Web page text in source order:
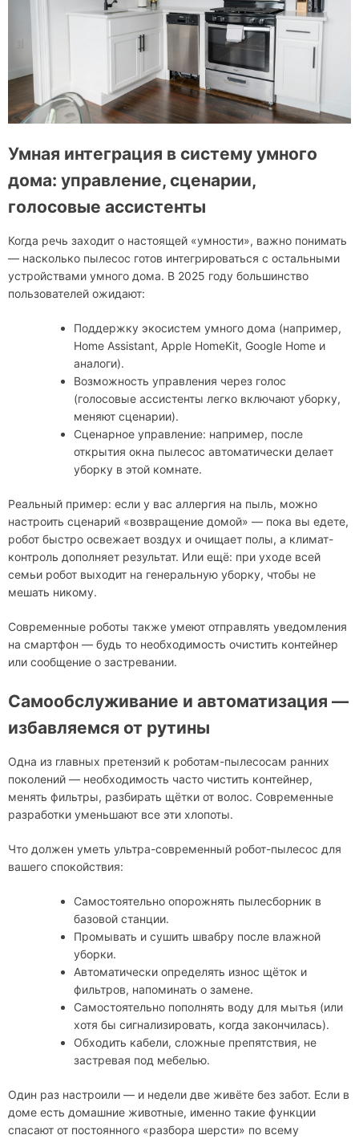
Умная интеграция в систему умного
дома: управление, сценарии,
голосовые ассистенты
Когда речь заходит о настоящей «умности», важно понимать
— насколько пылесос готов интегрироваться с остальными
устройствами умного дома. В 2025 году большинство
пользователей ожидают:
Поддержку экосистем умного дома (например,
Home Assistant, Apple HomeKit, Google Home и
аналоги).
Возможность управления через голос
(голосовые ассистенты легко включают уборку,
меняют сценарии).
Сценарное управление: например, после
открытия окна пылесос автоматически делает
уборку в этой комнате.
Реальный пример: если у вас аллергия на пыль, можно
настроить сценарий «возвращение домой» — пока вы едете,
робот быстро освежает воздух и очищает полы, а климат-
контроль дополняет результат. Или ещё: при уходе всей
семьи робот выходит на генеральную уборку, чтобы не
мешать никому.
Современные роботы также умеют отправлять уведомления
на смартфон — будь то необходимость очистить контейнер
или сообщение о застревании.
Самообслуживание и автоматизация —
избавляемся от рутины
Одна из главных претензий к роботам-пылесосам ранних
поколений — необходимость часто чистить контейнер,
менять фильтры, разбирать щётки от волос. Современные
разработки уменьшают все эти хлопоты.
Что должен уметь ультра-современный робот-пылесос для
вашего спокойствия:
Самостоятельно опорожнять пылесборник в
базовой станции.
Промывать и сушить швабру после влажной
уборки.
Автоматически определять износ щёток и
фильтров, напоминать о замене.
Самостоятельно пополнять воду для мытья (или
хотя бы сигнализировать, когда закончилась).
Обходить кабели, сложные препятствия, не
застревая под мебелью.
Один раз настроили — и недели две живёте без забот. Если в
доме есть домашние животные, именно такие функции
спасают от постоянного «разбора шерсти» по всему